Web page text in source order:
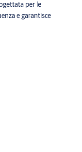
per le
e garantisce